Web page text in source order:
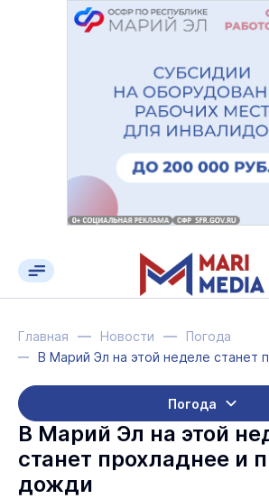
Главная Новости
Погода
Погода
В Марий Эл на этой
станет прохладнее и
дожди